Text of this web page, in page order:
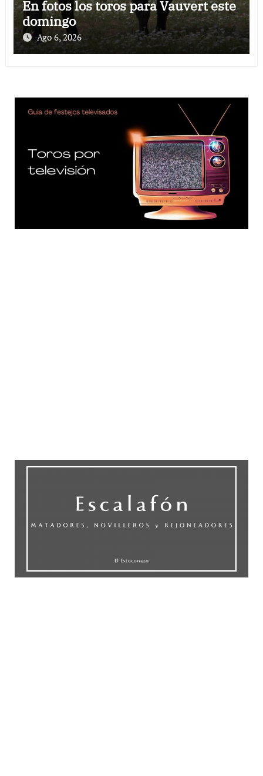
En fotos los toros para Vauvert este
domingo
Ago 6, 2026